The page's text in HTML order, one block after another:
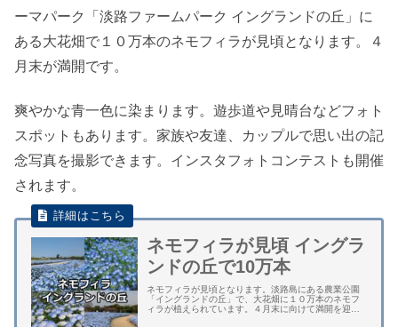
ーマパーク「淡路ファームパーク イングランドの丘」に
ある大花畑で１０万本のネモフィラが見頃となります。４
月末が満開です。
爽やかな青一色に染まります。遊歩道や見晴台などフォト
スポットもあります。家族や友達、カップルで思い出の記
念写真を撮影できます。インスタフォトコンテストも開催
されます。
ネモフィラが見頃 イングラ
ンドの丘で10万本
ネモフィラが見頃となります。淡路島にある農業公園
「イングランドの丘」で、大花畑に１０万本のネモフ
ィラが植えられています。４月末に向けて満開を迎え